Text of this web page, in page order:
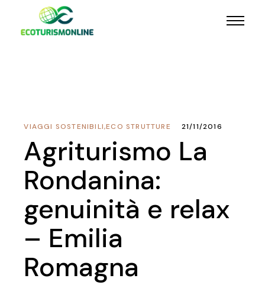
ECO STRUTTURE
,
VIAGGI SOSTENIBILI 21/11/2016
Agriturismo La
Rondanina:
genuinità e relax
– Emilia
Romagna